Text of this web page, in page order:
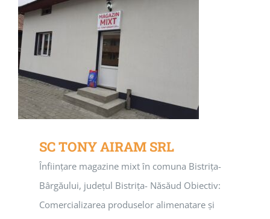
SC TONY AIRAM SRL
Înființare magazine mixt în comuna Bistrița-
Bârgăului, județul Bistrița- Năsăud Obiectiv:
Comercializarea produselor alimenatare și